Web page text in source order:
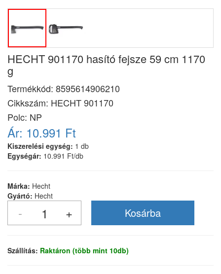
HECHT 901170 hasító fejsze 59 cm 1170
g
Termékkód: 8595614906210
Cikkszám: HECHT 901170
Polc: NP
Ár: 10.991 Ft
Kiszerelési egység: 1 db
Egységár: 10.991 Ft/db
Márka: Hecht
Gyártó: Hecht
Szállítás: Raktáron (több mint 10db)